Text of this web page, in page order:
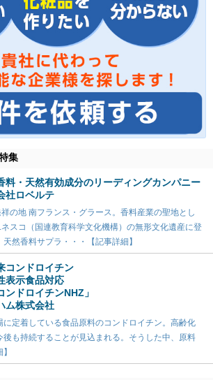
集
料・天然有効成分のリーディングカンパニー
社ロベルテ
の地 南フランス・グラース。香料産業の聖地とし
スコ（国連教育科学文化機構）の無形文化遺産に登
然香料サプラ・・・【記事詳細】
コンドロイチン
表示食品対応
ンドロイチンNHZ」
ム株式会社
に定着している食品原料のコンドロイチン。高齢化
後も持続することが見込まれる。そうした中、原料